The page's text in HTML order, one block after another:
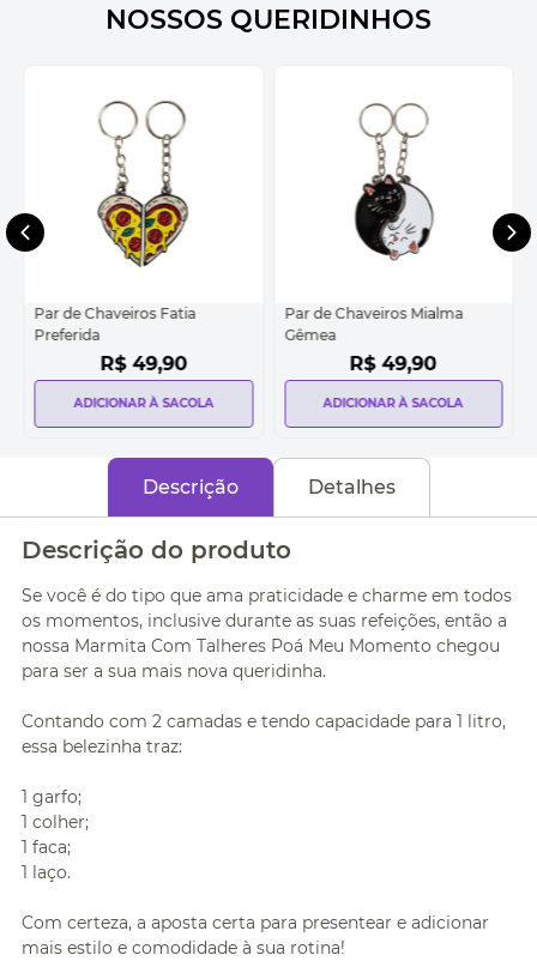
NOSSOS QUERIDINHOS
Par de Chaveiros Fatia
Preferida
R$ 49,90
ADICIONAR À SACOLA
Par de Chaveiros Mialma
Gêmea
R$ 49,90
ADICIONAR À SACOLA
Descrição Detalhes
Descrição do produto
Se você é do tipo que ama praticidade e charme em todos
os momentos, inclusive durante as suas refeições, então a
nossa Marmita Com Talheres Poá Meu Momento chegou
para ser a sua mais nova queridinha.
Contando com 2 camadas e tendo capacidade para 1 litro,
essa belezinha traz:
1 garfo;
1 colher;
1 faca;
1 laço.
Com certeza, a aposta certa para presentear e adicionar
mais estilo e comodidade à sua rotina!